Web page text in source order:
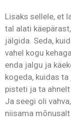
Lisaks sellele, et
tal alati
jälgida. Seda,
vahel kogu
enda jalgu ja
kogeda, kuidas
pisteti ja ta
Ja seegi oli
niisama